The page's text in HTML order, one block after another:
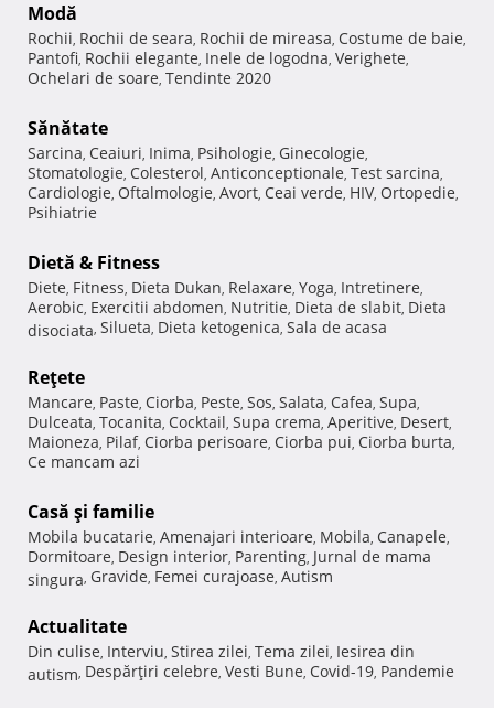
Modă
Rochii, Rochii de seara, Rochii de mireasa, Costume de baie,
Pantofi, Rochii elegante, Inele de logodna, Verighete,
Ochelari de soare, Tendinte 2020
Sănătate
Sarcina, Ceaiuri, Inima, Psihologie, Ginecologie,
Stomatologie, Colesterol, Anticonceptionale, Test sarcina,
Cardiologie, Oftalmologie, Avort, Ceai verde, HIV, Ortopedie,
Psihiatrie
Dietă & Fitness
Diete, Fitness, Dieta Dukan, Relaxare, Yoga, Intretinere,
Aerobic, Exercitii abdomen, Nutritie, Dieta de slabit, Dieta
disociata, Silueta, Dieta ketogenica, Sala de acasa
Reţete
Mancare, Paste, Ciorba, Peste, Sos, Salata, Cafea, Supa,
Dulceata, Tocanita, Cocktail, Supa crema, Aperitive, Desert,
Maioneza, Pilaf, Ciorba perisoare, Ciorba pui, Ciorba burta,
Ce mancam azi
Casă şi familie
Mobila bucatarie, Amenajari interioare, Mobila, Canapele,
Dormitoare, Design interior, Parenting, Jurnal de mama
singura, Gravide, Femei curajoase, Autism
Actualitate
Din culise, Interviu, Stirea zilei, Tema zilei, Iesirea din
autism, Despărţiri celebre, Vesti Bune, Covid-19, Pandemie